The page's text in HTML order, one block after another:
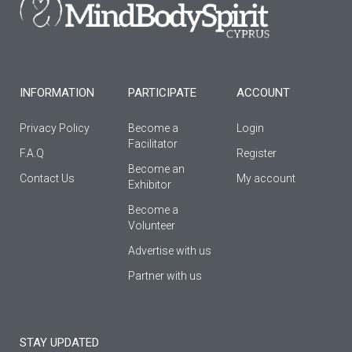
o
f
r
e
INFORMATION
Privacy Policy
F.A.Q
Contact Us
PARTICIPATE
Become a
Facilitator
Βecome an
Εxhibitor
Become a
Volunteer
Advertise with us
Partner with us
ACCOUNT
Login
Register
My account
STAY UPDATED